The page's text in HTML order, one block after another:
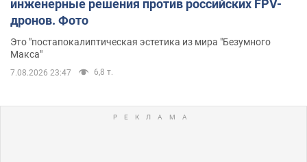
инженерные решения против российских FPV-
дронов. Фото
Это "постапокалиптическая эстетика из мира "Безумного
Макса"
7.08.2026 23:47 6,8 т.